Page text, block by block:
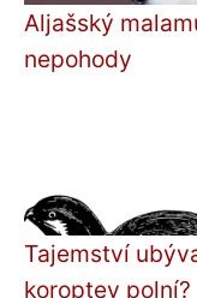
Aljašský
nepohody
Tajemství
koroptev polní?